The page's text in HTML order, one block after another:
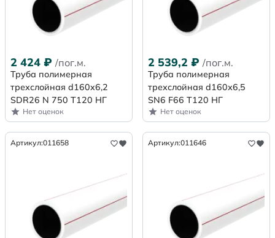
2 424 ₽ /пог.м.
Труба полимерная
трехслойная d160x6,2
SDR26 N 750 Т120 НГ
Нет оценок
2 539,2 ₽ /пог.м.
Труба полимерная
трехслойная d160х6,5
SN6 F66 Т120 НГ
Нет оценок
Артикул:011658 Артикул:011646